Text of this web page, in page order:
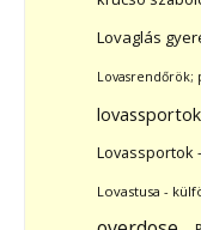
Lovaglás
Lovasrendőrök;
Lovassportok
Lovastusa -